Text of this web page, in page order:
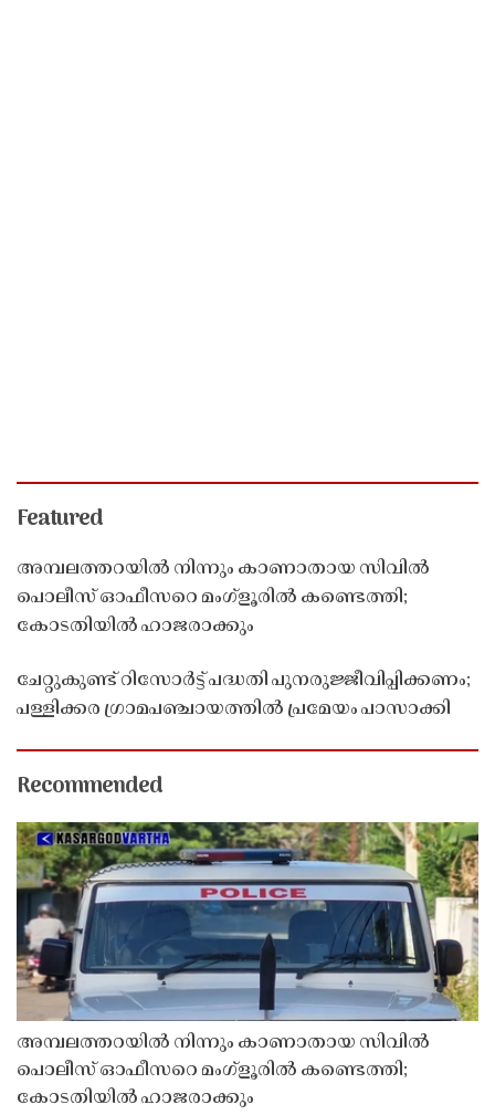
Featured
അമ്പലത്തറയിൽ നിന്നും കാണാതായ സിവിൽ
പൊലീസ് ഓഫീസറെ മംഗ്ളൂരിൽ കണ്ടെത്തി;
കോടതിയിൽ ഹാജരാക്കും
ചേറ്റുകുണ്ട് റിസോർട്ട് പദ്ധതി പുനരുജ്ജീവിപ്പിക്കണം;
പള്ളിക്കര ഗ്രാമപഞ്ചായത്തിൽ പ്രമേയം പാസാക്കി
Recommended
അമ്പലത്തറയിൽ നിന്നും കാണാതായ സിവിൽ
പൊലീസ് ഓഫീസറെ മംഗ്ളൂരിൽ കണ്ടെത്തി;
കോടതിയിൽ ഹാജരാക്കും